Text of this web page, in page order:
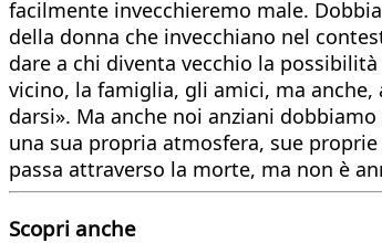
facilmente invecchieremo male.
della donna che invecchiano nel
dare a chi diventa vecchio la
vicino, la famiglia, gli amici, ma
darsi». Ma anche noi anziani
una sua propria atmosfera, sue
passa attraverso la morte, ma non è
Scopri anche